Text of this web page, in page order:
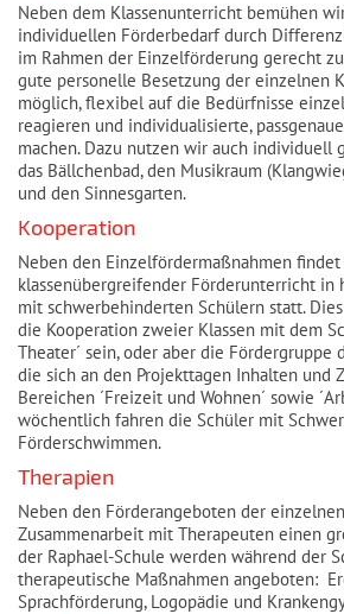
Neben dem Klassenunterricht bemühen
individuellen Förderbedarf durch
im Rahmen der Einzelförderung gerecht
gute personelle Besetzung der einzelnen
möglich, flexibel auf die Bedürfnisse
reagieren und individualisierte,
machen. Dazu nutzen wir auch individuell
das Bällchenbad, den Musikraum
und den Sinnesgarten.
Kooperation
Neben den Einzelfördermaßnahmen findet
klassenübergreifender Förderunterricht in
mit schwerbehinderten Schülern statt.
die Kooperation zweier Klassen mit dem
Theater´ sein, oder aber die Fördergruppe
die sich an den Projekttagen Inhalten und
Bereichen ´Freizeit und Wohnen´ sowie
wöchentlich fahren die Schüler mit
Förderschwimmen.
Therapien
Neben den Förderangeboten der
Zusammenarbeit mit Therapeuten einen
der Raphael-Schule werden während der
therapeutische Maßnahmen angeboten:
Sprachförderung, Logopädie und